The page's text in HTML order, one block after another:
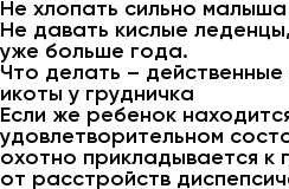
Не хлопать сильно
Не давать кислые
уже больше года.
Что делать –
икоты у грудничка
Если же ребенок
удовлетворительном
охотно прикладывается к
от расстройств